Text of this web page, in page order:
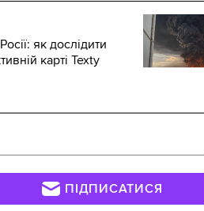
як дослідити
карті Texty
ПІДПИСАТИСЯ